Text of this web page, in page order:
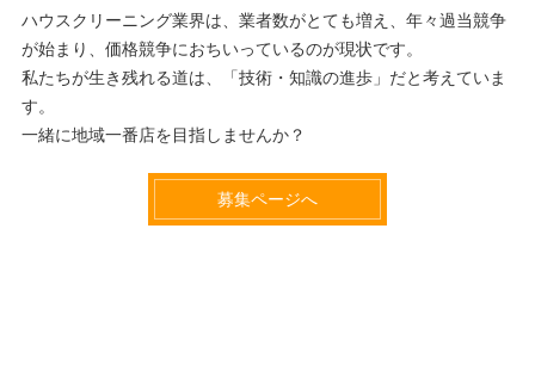
ハウスクリーニング業界は、業者数がとても増え、年々過当競争
が始まり、価格競争におちいっているのが現状です。
私たちが生き残れる道は、「技術・知識の進歩」だと考えていま
す。
一緒に地域一番店を目指しませんか？
募集ページへ